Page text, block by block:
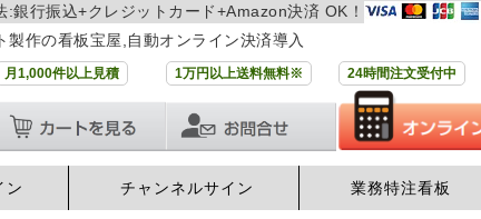
:銀行振込+クレジットカード+Amazon決済 OK！
作の看板宝屋,自動オンライン決済導入
月1,000件以上見積 1万円以上送料無料※ 24時間注文受付中
ン チャンネルサイン 業務特注看板